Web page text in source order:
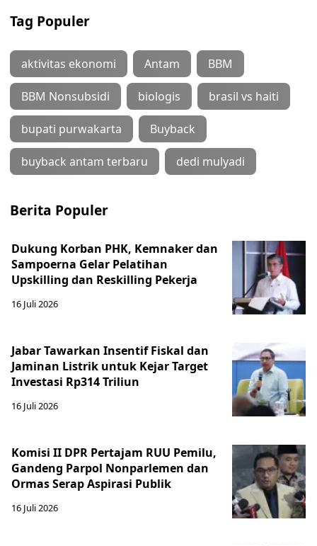
Tag Populer
aktivitas ekonomi Antam BBM
BBM Nonsubsidi biologis brasil vs haiti
bupati purwakarta Buyback
buyback antam terbaru dedi mulyadi
Berita Populer
Dukung Korban PHK, Kemnaker dan
Sampoerna Gelar Pelatihan
Upskilling dan Reskilling Pekerja
16 Juli 2026
Jabar Tawarkan Insentif Fiskal dan
Jaminan Listrik untuk Kejar Target
Investasi Rp314 Triliun
16 Juli 2026
Komisi II DPR Pertajam RUU Pemilu,
Gandeng Parpol Nonparlemen dan
Ormas Serap Aspirasi Publik
16 Juli 2026